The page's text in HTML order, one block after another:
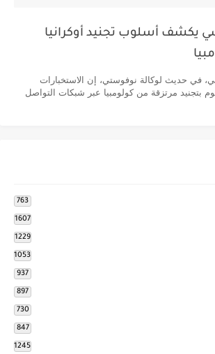
يكشف أسلوب تجنيد أوكرانيا
في حديث لوكالة نوفوستي، إن الاستخبارات
بتجنيد مرتزقة من كولومبيا عبر شبكات التواصل
763
1607
1229
1053
937
897
730
847
1245